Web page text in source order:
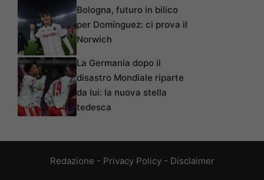
Bologna, futuro in bilico
per Domínguez: ci prova il
Norwich
La Germania dopo il
disastro Mondiale riparte
da lui: la nuova stella
tedesca
Redazione - Privacy Policy- Disclaimer